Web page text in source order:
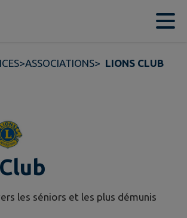
>ASSOCIATIONS> LIONS CLUB
les séniors et les plus démunis